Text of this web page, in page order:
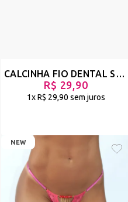
CALCINHA FIO DENTAL SEXY EM TULE E RENDA - TAROL - PRATA - REF 2990
R$ 29,90
1xR$ 29,90 sem juros
NEW